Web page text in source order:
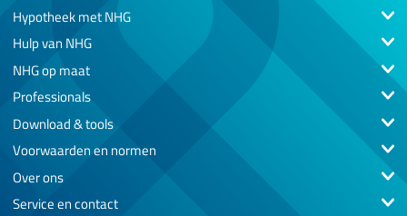
Hypotheek met NHG
Hulp van NHG
NHG op maat
Professionals
Download & tools
Voorwaarden en normen
Over ons
Service en contact